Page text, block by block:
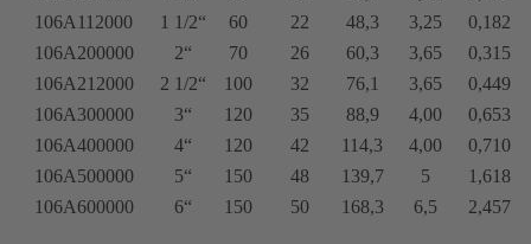
106A112000
1 1/2“ 60 22 48,3 3,25
0,182
106A200000
2“ 70 26 60,3 3,65
0,315
106A212000
2 1/2“ 100 32 76,1 3,65
0,449
106A300000
3“ 120 35 88,9 4,00
0,653
106A400000
4“ 120 42 114,3 4,00
0,710
106A500000
5“ 150 48 139,7 5
1,618
106A600000
6“ 150 50 168,3 6,5 2,457